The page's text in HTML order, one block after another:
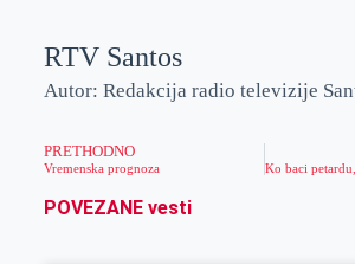
RTV Santos
Autor: Redakcija radio televizije
PRETHODNO
Vremenska prognoza
POVEZANE vesti